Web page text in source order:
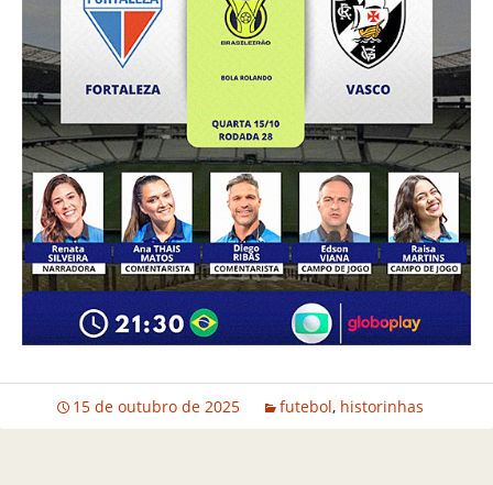
15 de outubro de 2025 futebol, historinhas